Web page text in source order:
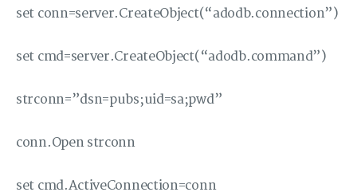
set conn=server.CreateObject(“adodb.connection”)
set cmd=server.CreateObject(“adodb.command”)
strconn=”dsn=pubs;uid=sa;pwd”
conn.Open strconn
set cmd.ActiveConnection=conn